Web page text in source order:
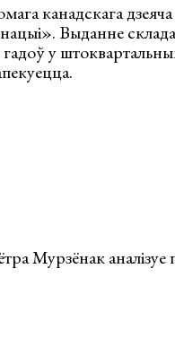
канадскага
Выданне
у
Мурзёнак